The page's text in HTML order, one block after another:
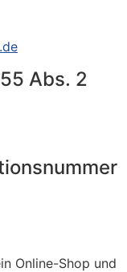
Abs. 2
Online-Shop und